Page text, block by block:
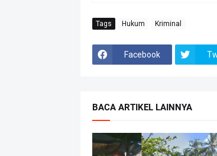
Tags Hukum Kriminal
Facebook
BACA ARTIKEL LAINNYA